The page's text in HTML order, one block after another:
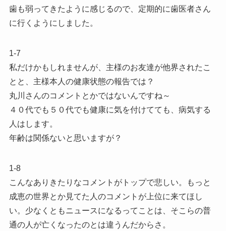
歯も弱ってきたように感じるので、定期的に歯医者さん
に行くようにしました。
1-7
私だけかもしれませんが、主様のお友達が他界されたこ
とと、主様本人の健康状態の報告では？
丸川さんのコメントとかではないんですね～
４０代でも５０代でも健康に気を付けてても、病気する
人はします。
年齢は関係ないと思いますが？
1-8
こんなありきたりなコメントがトップで悲しい。もっと
成恵の世界とか見てた人のコメントが上位に来てほし
い。少なくともニュースになるってことは、そこらの普
通の人が亡くなったのとは違うんだからさ。